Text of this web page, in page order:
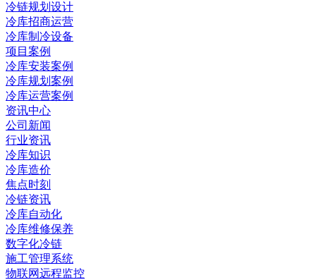
冷链规划设计
冷库招商运营
冷库制冷设备
项目案例
冷库安装案例
冷库规划案例
冷库运营案例
资讯中心
公司新闻
行业资讯
冷库知识
冷库造价
焦点时刻
冷链资讯
冷库自动化
冷库维修保养
数字化冷链
施工管理系统
物联网远程监控